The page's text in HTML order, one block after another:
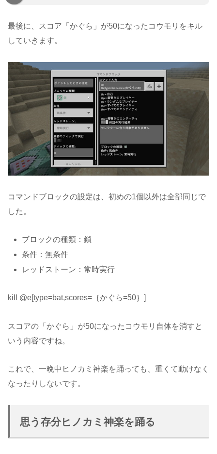
最後に、スコア「かぐら」が50になったコウモリをキル
していきます。
コマンドブロックの設定は、初めの1個以外は全部同じで
した。
ブロックの種類：鎖
条件：無条件
レッドストーン：常時実行
kill @e[type=bat,scores=｛かぐら=50｝]
スコアの「かぐら」が50になったコウモリ自体を消すと
いう内容ですね。
これで、一晩中ヒノカミ神楽を踊っても、重くて動けなく
なったりしないです。
思う存分ヒノカミ神楽を踊る